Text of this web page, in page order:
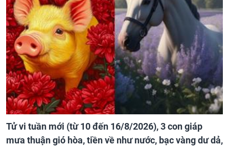
Tử vi tuần mới (từ 10 đến 16/8/2026), 3 con giáp
mưa thuận gió hòa, tiền về như nước, bạc vàng dư dả,